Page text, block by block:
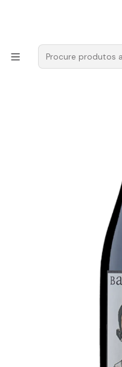
para
Produtores Douro
Conceito Bastardo 2021